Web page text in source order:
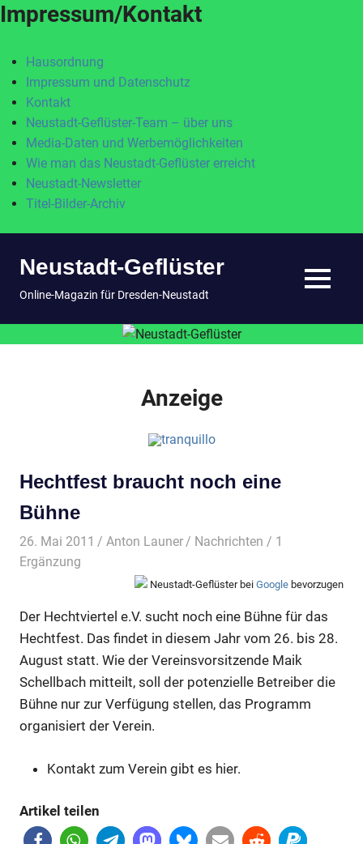
Impressum/Kontakt
Hausordnung
Impressum und Datenschutz
Kontakt
Neustadt-Geflüster-Team – über uns
Media-Daten und Werbemöglichkeiten
Wie man das Neustadt-Geflüster erreicht
Neustadt-Newsletter
Titel-Bilder-Archiv
InhaltNeustadt-Geflüster
Online-Magazin für Dresden-Neustadt MENÜ
Anzeige
Hechtfest braucht noch eine
Bühne
26. Mai 2011 Anton Launer Nachrichten / 1
Ergänzung
Neustadt-Geflüster bei Google bevorzugen
Der Hechtviertel e.V. sucht noch eine Bühne für das
Hechtfest. Das findet in diesem Jahr vom 26. bis 28.
August statt. Wie der Vereinsvorsitzende Maik
Schellbach mitteilt, soll der potenzielle Betreiber die
Bühne nur zur Verfügung stellen, das Programm
organisiert der Verein.
Kontakt zum Verein gibt es hier.
Artikel teilen